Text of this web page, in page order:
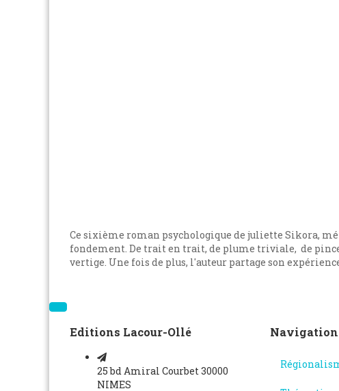
Ce sixième roman psychologique de juliette Sikora,
fondement. De trait en trait, de plume triviale, de
vertige. Une fois de plus, l'auteur partage son
Editions Lacour-Ollé
25 bd Amiral Courbet 30000
NIMES
Navigation